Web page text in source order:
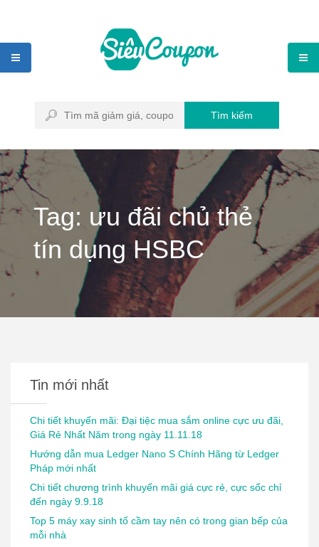
Tìm kiếm
Tag: ưu đãi chủ thẻ
tín dụng HSBC
Tin mới nhất
Chi tiết khuyến mãi: Đại tiệc mua sắm online cực ưu đãi,
Giá Rẻ Nhất Năm trong ngày 11.11.18
Hướng dẫn mua Ledger Nano S Chính Hãng từ Ledger
Pháp mới nhất
Chi tiết chương trình khuyến mãi giá cực rẻ, cực sốc chỉ
đến ngày 9.9.18
Top 5 máy xay sinh tố cầm tay nên có trong gian bếp của
mỗi nhà